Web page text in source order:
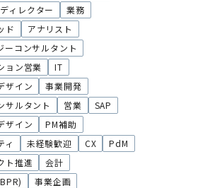
ディレクター
業務
ド
アナリスト
ーコンサルタント
ョン営業
IT
ザイン
事業開発
サルタント
営業
SAP
ザイン
PM補助
ィ
未経験歓迎 CX
PdM
ト推進
会計
事業企画